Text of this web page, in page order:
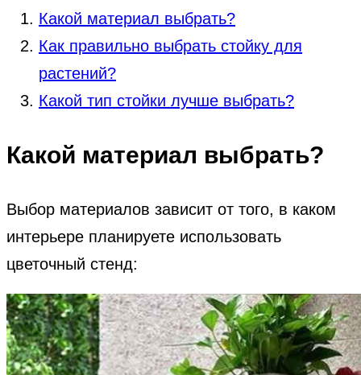
Какой материал выбрать?
Как правильно выбрать стойку для
растений?
Какой тип стойки лучше выбрать?
Какой материал выбрать?
Выбор материалов зависит от того, в каком
интерьере планируете использовать
цветочный стенд: